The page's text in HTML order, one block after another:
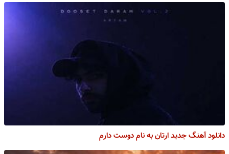
دانلود آهنگ جدید ارتان به نام دوست دارم